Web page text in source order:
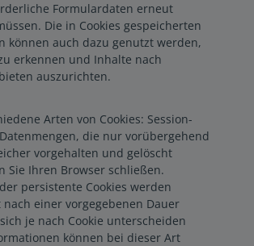
Formulardaten erneut
Die in Cookies gespeicherten
können auch dazu genutzt werden,
erkennen und Inhalte nach
auszurichten.
Arten von Cookies: Session-
die nur vorübergehend
vorgehalten und gelöscht
Sie Ihren Browser schließen.
persistente Cookies werden
einer vorgegebenen Dauer
je nach Cookie unterscheiden
können bei dieser Art